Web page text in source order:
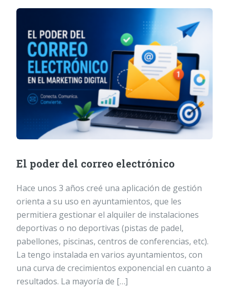
El poder del correo electrónico
Hace unos 3 años creé una aplicación de gestión
orienta a su uso en ayuntamientos, que les
permitiera gestionar el alquiler de instalaciones
deportivas o no deportivas (pistas de padel,
pabellones, piscinas, centros de conferencias, etc).
La tengo instalada en varios ayuntamientos, con
una curva de crecimientos exponencial en cuanto a
resultados. La mayoría de […]